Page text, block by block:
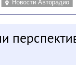
Новости Авторадио